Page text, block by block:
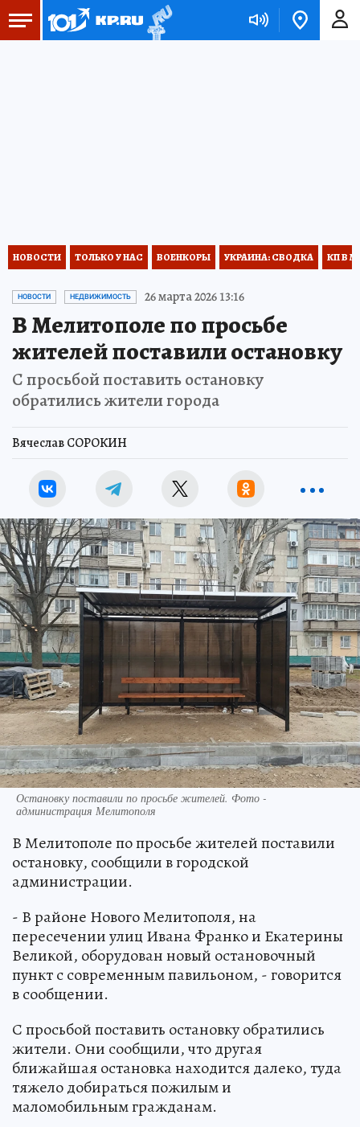
НОВОСТИ ТОЛЬКО У НАС ВОЕНКОРЫ УКРАИНА: СВОДКА КП В
НОВОСТИ НЕДВИЖИМОСТЬ 26 марта 2026 13:16
В Мелитополе по просьбе
жителей поставили остановку
С просьбой поставить остановку
обратились жители города
Вячеслав СОРОКИН
Остановку поставили по просьбе жителей. Фото -
администрация Мелитополя
В Мелитополе по просьбе жителей поставили
остановку, сообщили в городской
администрации.
- В районе Нового Мелитополя, на
пересечении улиц Ивана Франко и Екатерины
Великой, оборудован новый остановочный
пункт с современным павильоном, - говорится
в сообщении.
С просьбой поставить остановку обратились
жители. Они сообщили, что другая
ближайшая остановка находится далеко, туда
тяжело добираться пожилым и
маломобильным гражданам.